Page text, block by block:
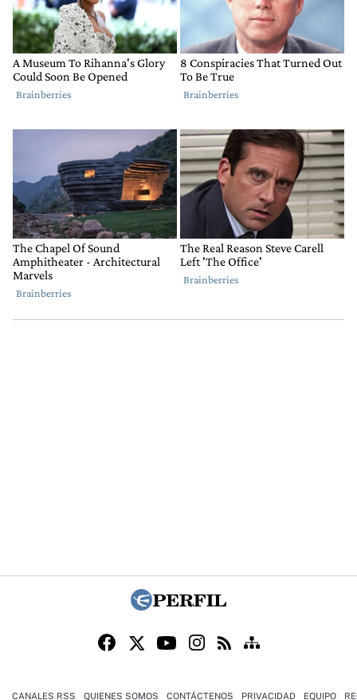
CANALES RSS QUIENES SOMOS CONTÁCTENOS PRIVACIDAD EQUIPO